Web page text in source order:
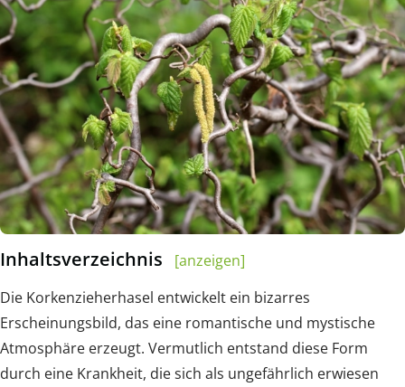
Inhaltsverzeichnis
[anzeigen]
Die Korkenzieherhasel entwickelt ein bizarres
Erscheinungsbild, das eine romantische und mystische
Atmosphäre erzeugt. Vermutlich entstand diese Form
durch eine Krankheit, die sich als ungefährlich erwiesen